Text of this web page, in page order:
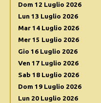
Dom 12 Luglio 2026
Lun 13 Luglio 2026
Mar 14 Luglio 2026
Mer 15 Luglio 2026
Gio 16 Luglio 2026
Ven 17 Luglio 2026
Sab 18 Luglio 2026
Dom 19 Luglio 2026
Lun 20 Luglio 2026